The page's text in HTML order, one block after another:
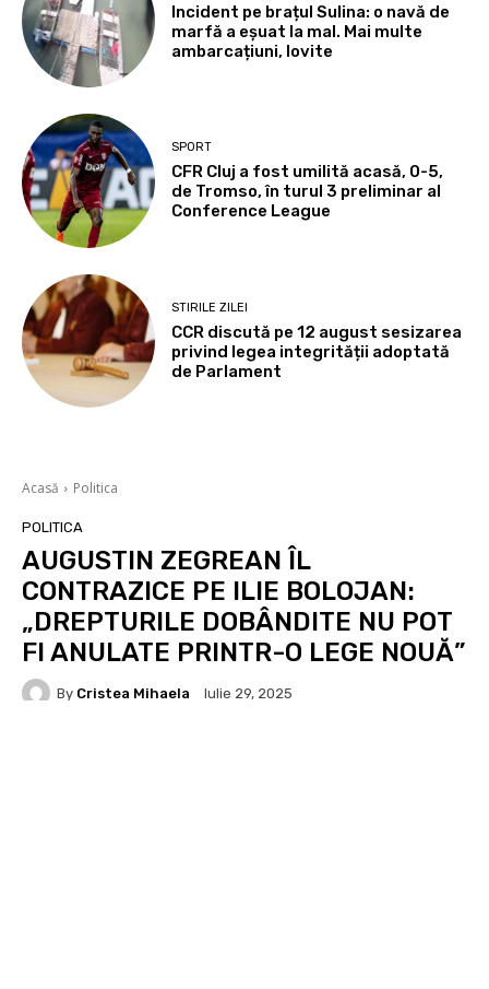
Incident pe brațul Sulina: o navă de
marfă a eșuat la mal. Mai multe
ambarcațiuni, lovite
SPORT
CFR Cluj a fost umilită acasă, 0-5,
de Tromso, în turul 3 preliminar al
Conference League
STIRILE ZILEI
CCR discută pe 12 august sesizarea
privind legea integrității adoptată
de Parlament